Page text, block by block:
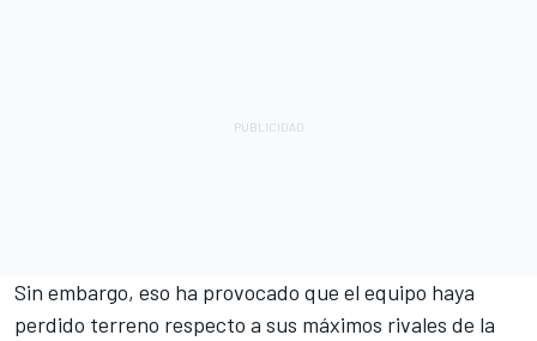
Sin embargo, eso ha provocado que el equipo haya
perdido terreno respecto a sus máximos rivales de la